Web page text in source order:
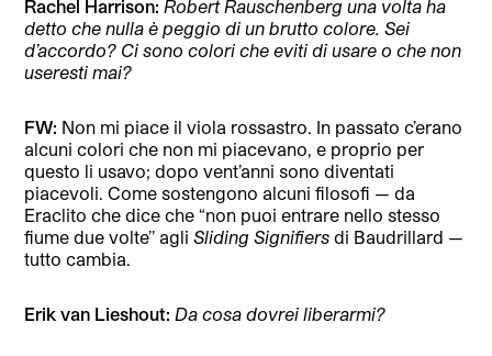
Rachel Harrison: Robert Rauschenberg una volta ha
detto che nulla è peggio di un brutto colore. Sei
d’accordo? Ci sono colori che eviti di usare o che non
useresti mai?
FW: Non mi piace il viola rossastro. In passato c’erano
alcuni colori che non mi piacevano, e proprio per
questo li usavo; dopo vent’anni sono diventati
piacevoli. Come sostengono alcuni filosofi — da
Eraclito che dice che “non puoi entrare nello stesso
fiume due volte’’ agliSliding Signifiers di Baudrillard —
tutto cambia.
Erik van Lieshout: Da cosa dovrei liberarmi?